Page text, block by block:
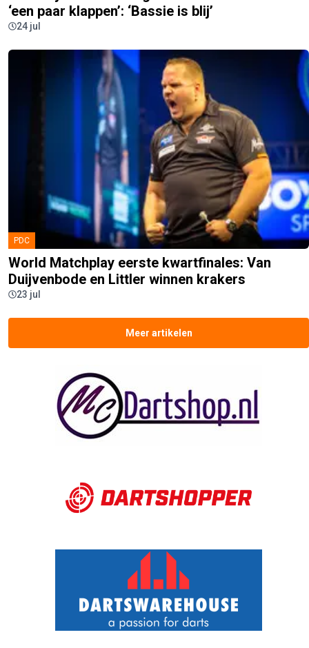
‘een paar klappen’: ‘Bassie is blij’
24 jul
PDC
World Matchplay eerste kwartfinales: Van
Duijvenbode en Littler winnen krakers
23 jul
Meer artikelen